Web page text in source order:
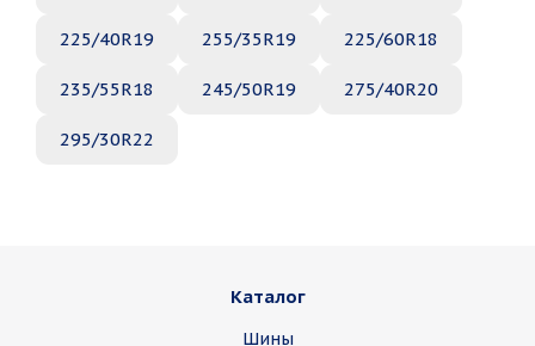
225/40R19 255/35R19 225/60R18
235/55R18 245/50R19 275/40R20
295/30R22
Каталог
Шины